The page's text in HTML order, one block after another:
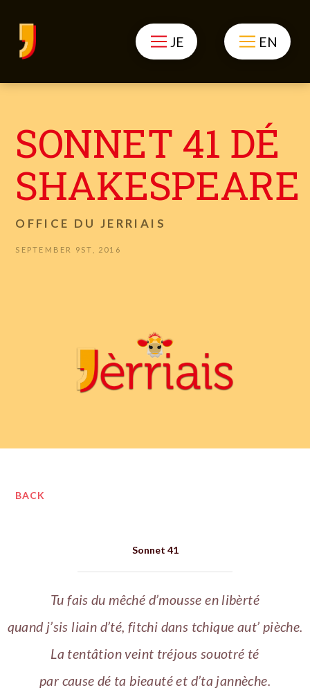
JE EN
SONNET 41 DÉ
SHAKESPEARE
OFFICE DU JERRIAIS
SEPTEMBER 9ST, 2016
BACK
Sonnet 41
Tu fais du mêché d’mousse en libèrté
quand j’sis liain d’té, fitchi dans tchique aut’ pièche.
La tentâtion veint tréjous souotré té
par cause dé ta bieauté et d’ta jannèche.